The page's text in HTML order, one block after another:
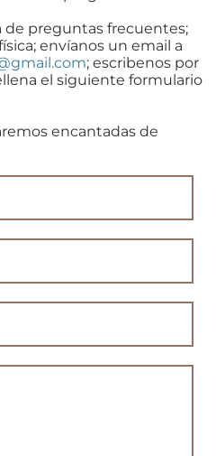
de preguntas frecuentes;
envíanos un email a
; escribenos por
el siguiente formulario
encantadas de